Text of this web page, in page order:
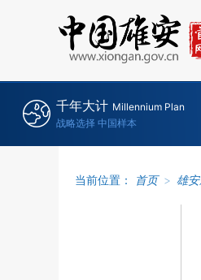
千年大计 Millennium Plan
战略选择 中国样本
当前位置： 首页 > 雄